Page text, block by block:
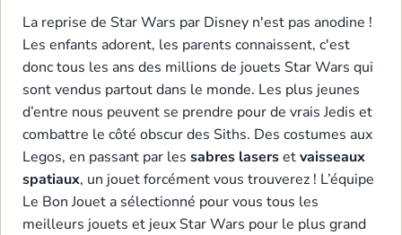
La reprise de Star Wars par Disney n'est pas anodine !
Les enfants adorent, les parents connaissent, c'est
donc tous les ans des millions de jouets Star Wars qui
sont vendus partout dans le monde. Les plus jeunes
d’entre nous peuvent se prendre pour de vrais Jedis et
combattre le côté obscur des Siths. Des costumes aux
Legos, en passant par les sabres lasersetvaisseaux
spatiaux, un jouet forcément vous trouverez ! L’équipe
Le Bon Jouet a sélectionné pour vous tous les
meilleurs jouets et jeux Star Wars pour le plus grand